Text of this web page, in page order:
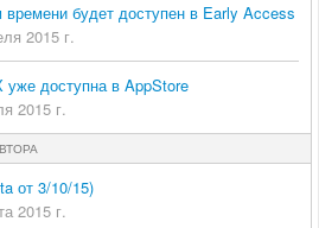
времени будет доступен в Early Access
2015 г.
уже доступна в AppStore
2015 г.
от 3/10/15)
2015 г.